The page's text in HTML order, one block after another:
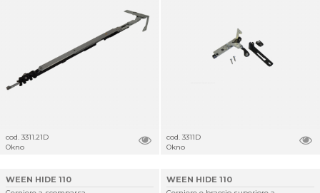
cod. 3311.21D
Okno
cod. 3311D
Okno
WEEN HIDE 110 WEEN HIDE 110